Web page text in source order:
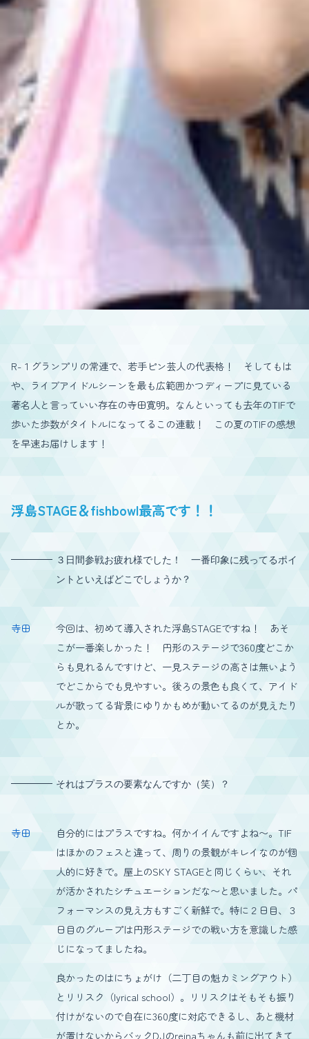
R-１グランプリの常連で、若手ピン芸人の代表格！ そしてもは
や、ライブアイドルシーンを最も広範囲かつディープに見ている
著名人と言っていい存在の寺田寛明。なんといっても去年のTIFで
歩いた歩数がタイトルになってるこの連載！ この夏のTIFの感想
を早速お届けします！
浮島STAGE＆fishbowl最高です！！
３日間参戦お疲れ様でした！ 一番印象に残ってるポイ
ントといえばどこでしょうか？
寺田
今回は、初めて導入された浮島STAGEですね！ あそ
こが一番楽しかった！ 円形のステージで360度どこか
らも見れるんですけど、一見ステージの高さは無いよう
でどこからでも見やすい。後ろの景色も良くて、アイド
ルが歌ってる背景にゆりかもめが動いてるのが見えたり
とか。
それはプラスの要素なんですか（笑）？
寺田
自分的にはプラスですね。何かイイんですよね〜。TIF
はほかのフェスと違って、周りの景観がキレイなのが個
人的に好きで。屋上のSKY STAGEと同じくらい、それ
が活かされたシチュエーションだな〜と思いました。パ
フォーマンスの見え方もすごく新鮮で。特に２日目、３
日目のグループは円形ステージでの戦い方を意識した感
じになってましたね。
良かったのはにちょがけ（二丁目の魁カミングアウト）
とリリスク（lyrical school）。リリスクはそもそも振り
付けがないので自在に360度に対応できるし、あと機材
が置けないからバックDJのreinaちゃんも前に出てきて